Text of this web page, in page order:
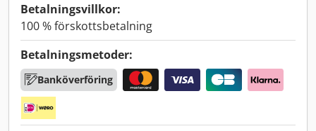
Betalningsvillkor:
100 % förskottsbetalning
Betalningsmetoder:
Banköverföring